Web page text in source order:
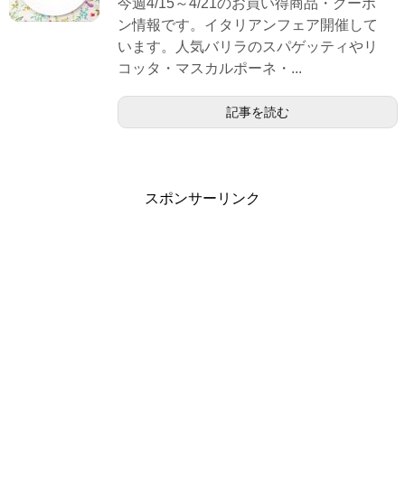
今週4/15～4/21のお買い得商品・クーポ
ン情報です。イタリアンフェア開催して
います。人気バリラのスパゲッティやリ
コッタ・マスカルポーネ・...
記事を読む
スポンサーリンク